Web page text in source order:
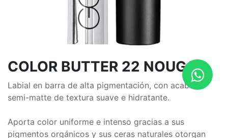
COLOR BUTTER 22 NOUGAT
Labial en barra de alta pigmentación, con acabado
semi-matte de textura suave e hidratante.
Aporta color uniforme e intenso gracias a sus
pigmentos orgánicos y sus ceras naturales otorgan